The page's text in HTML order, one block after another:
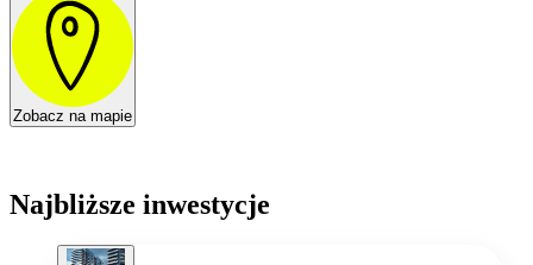
Zobacz na mapie
Najbliższe inwestycje